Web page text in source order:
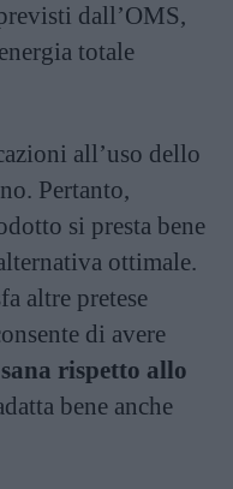
dall’OMS,
totale
all’uso dello
Pertanto,
si presta bene
ottimale.
altre pretese
di avere
rispetto allo
bene anche